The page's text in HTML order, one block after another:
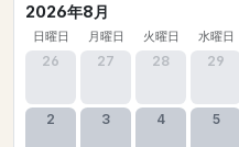
2026年8月
日曜日 月曜日 火曜日 水曜日
26 27 28 29
2 3 4 5